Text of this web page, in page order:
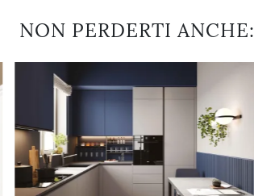
NON PERDERTI ANCHE: